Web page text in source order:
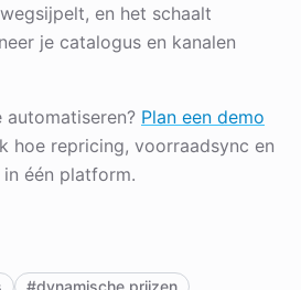
en het schaalt
je catalogus en kanalen
automatiseren? Plan een demo
hoe repricing, voorraadsync en
één platform.
#dynamische prijzen